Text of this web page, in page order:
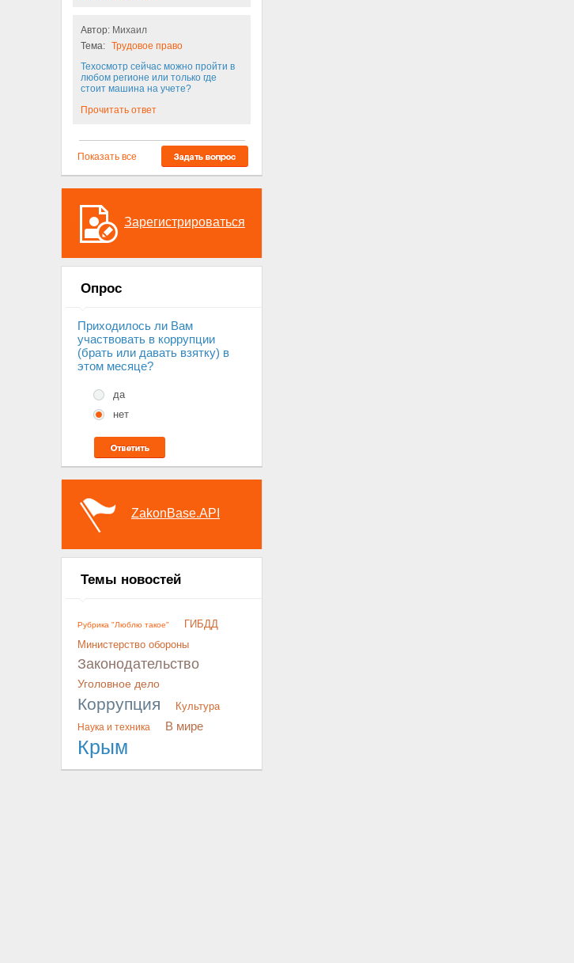
Автор: Михаил
Тема: Трудовое право
Техосмотр сейчас можно пройти в
любом регионе или только где
стоит машина на учете?
Прочитать ответ
Показать все
Зарегистрироваться
Опрос
Приходилось ли Вам
участвовать в коррупции
(брать или давать взятку) в
этом месяце?
да
нет
ZakonBase.API
Темы новостей
Рубрика "Люблю такое"
ГИБДД
Министерство обороны
Законодательство
Уголовное дело
Коррупция Культура
Наука и техника В мире
Крым